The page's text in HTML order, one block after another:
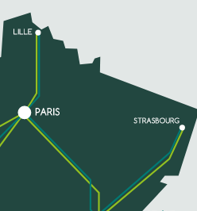
parc
du Mulet
de